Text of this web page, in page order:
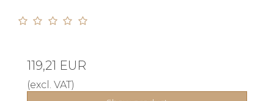
119,21 EUR
(excl. VAT)